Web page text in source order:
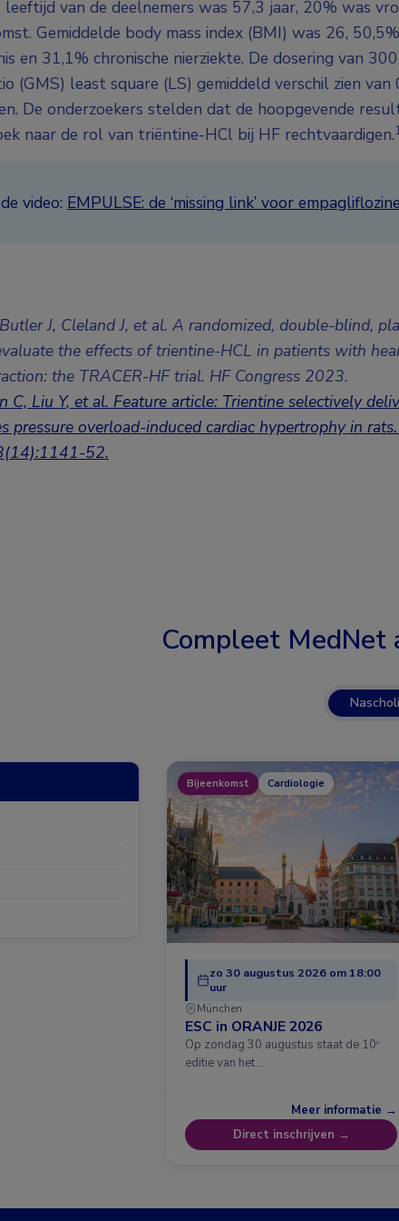
leeftijd van de deelnemers was 57,3 jaar, 20% was
Gemiddelde body mass index (BMI) was 26,
en 31,1% chronische nierziekte. De dosering van
(GMS) least square (LS) gemiddeld verschil zien
De onderzoekers stelden dat de hoopgevende
naar de rol van triëntine-HCl bij HF rechtvaardigen.
video: EMPULSE: de ‘missing link’ voor
Butler J, Cleland J, et al. A randomized, double-blind,
the effects of trientine-HCL in patients with
the TRACER-HF trial. HF Congress 2023.
C, Liu Y, et al. Feature article: Trientine selectively
pressure overload-induced cardiac hypertrophy in rats.
52.
Compleet MedNet
Bijeenkomst Cardiologie
zo 30 augustus 2026 om 18:00
uur
München
ESC in ORANJE 2026
Op zondag 30 augustus staat de 10ᵉ
editie van het …
Meer informatie →
Direct inschrijven →